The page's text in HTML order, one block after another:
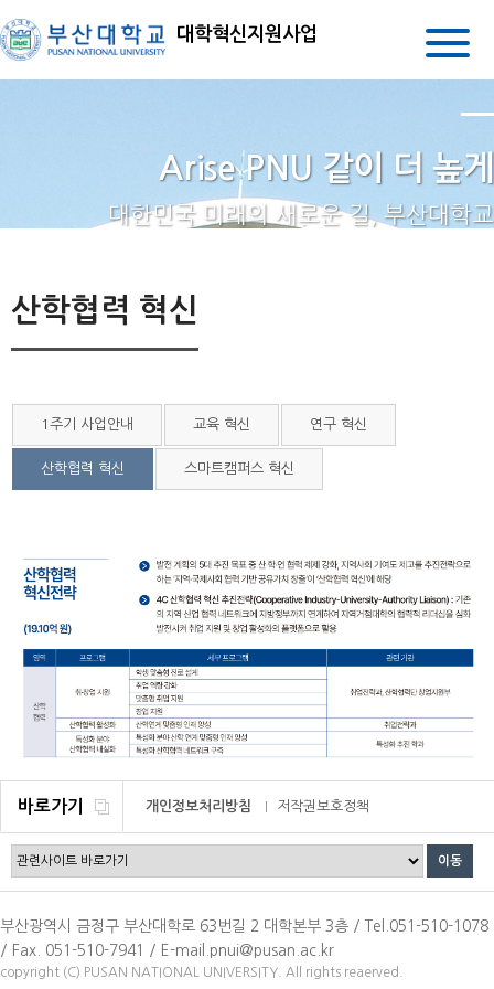
대학혁신지원사업
Arise PNU 같이 더 높게
대한민국 미래의 새로운 길, 부산대학교
산학협력 혁신
1주기 사업안내 교육 혁신 연구 혁신
산학협력 혁신 스마트캠퍼스 혁신
바로가기 개인정보처리방침 저작권보호정책
부산광역시 금정구 부산대학로 63번길 2 대학본부 3층 / Tel.051-510-1078
/ Fax. 051-510-7941 / E-mail.pnui@pusan.ac.kr
copyright (C) PUSAN NATIONAL UNIVERSITY. All rights reaerved.